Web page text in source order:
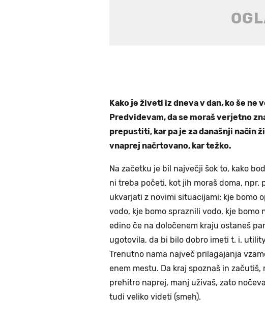
Kako je živeti iz dneva v dan, ko še ne
Predvidevam, da se moraš verjetno
prepustiti, kar pa je za današnji način
vnaprej načrtovano, kar težko.
Na začetku je bil največji šok to, kako
ni treba početi, kot jih moraš doma, npr.
ukvarjati z novimi situacijami; kje bomo
vodo, kje bomo spraznili vodo, kje bomo
edino če na določenem kraju ostaneš
ugotovila, da bi bilo dobro imeti t. i.
Trenutno nama največ prilagajanja
enem mestu. Da kraj spoznaš in
prehitro naprej, manj uživaš, zato
tudi veliko videti (smeh).